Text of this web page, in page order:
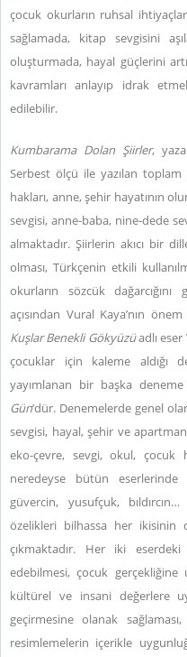
çocuk okurların ruhsal
sağlamada, kitap sevgisini
oluşturmada, hayal güçlerini
kavramları anlayıp idrak
edilebilir.
Kumbarama Dolan Şiirler,
Serbest ölçü ile yazılan
hakları, anne, şehir hayatının
sevgisi, anne-baba, nine-dede
almaktadır. Şiirlerin akıcı bir
olması, Türkçenin etkili
okurların sözcük
açısından Vural Kaya’nın
Kuşlar Benekli Gökyüzüadlı eser
çocuklar için kaleme aldığı
yayımlanan bir başka
Gün’dür. Denemelerde genel
sevgisi, hayal, şehir ve
eko-çevre, sevgi, okul, çocuk
neredeyse bütün eserlerinde
güvercin, yusufçuk,
özelikleri bilhassa her ikisinin
çıkmaktadır. Her iki
edebilmesi, çocuk
kültürel ve insani değerlere
geçirmesine olanak
resimlemelerin içerikle